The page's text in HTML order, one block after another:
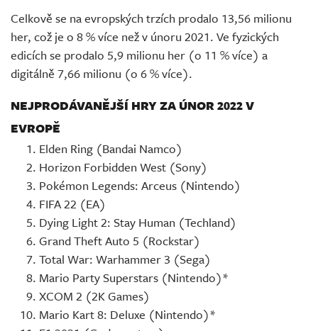
Celkově se na evropských trzích prodalo 13,56 milionu
her, což je o 8 % více než v únoru 2021. Ve fyzických
edicích se prodalo 5,9 milionu her (o 11 % více) a
digitálně 7,66 milionu (o 6 % více).
NEJPRODÁVANĚJŠÍ HRY ZA ÚNOR 2022 V
EVROPĚ
Elden Ring (Bandai Namco)
Horizon Forbidden West (Sony)
Pokémon Legends: Arceus (Nintendo)
FIFA 22 (EA)
Dying Light 2: Stay Human (Techland)
Grand Theft Auto 5 (Rockstar)
Total War: Warhammer 3 (Sega)
Mario Party Superstars (Nintendo)*
XCOM 2 (2K Games)
Mario Kart 8: Deluxe (Nintendo)*